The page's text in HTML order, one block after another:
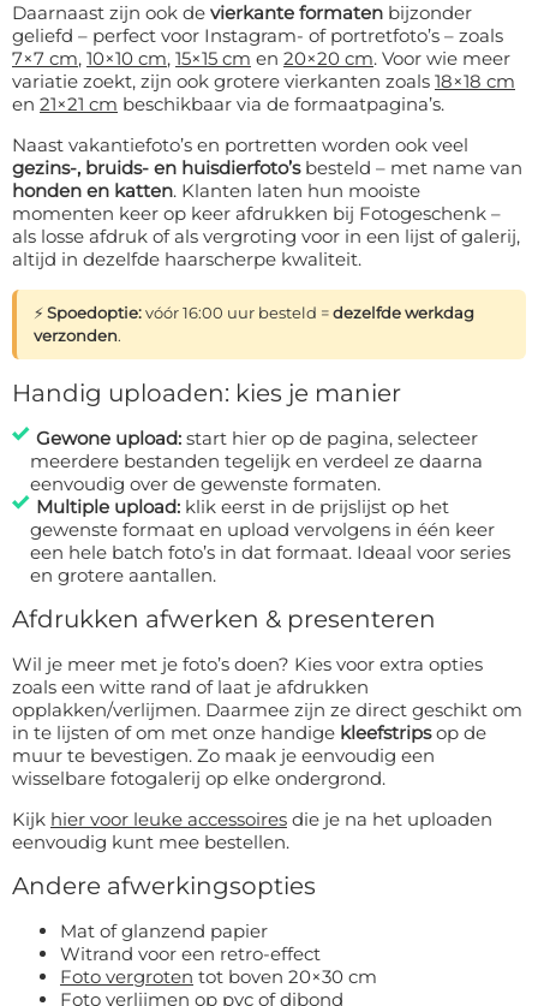
Daarnaast zijn ook de vierkante formaten bijzonder
geliefd – perfect voor Instagram- of portretfoto’s – zoals
7×7 cm, 10×10 cm, 15×15 cm en 20×20 cm. Voor wie meer
variatie zoekt, zijn ook grotere vierkanten zoals 18×18 cm
en 21×21 cm beschikbaar via de formaat­pagina’s.
Naast vakantiefoto’s en portretten worden ook veel
gezins-, bruids- en huisdierfoto’sbesteld – met name van
honden en katten. Klanten laten hun mooiste
momenten keer op keer afdrukken bij Fotogeschenk –
als losse afdruk of als vergroting voor in een lijst of galerij,
altijd in dezelfde haarscherpe kwaliteit.
⚡Spoedoptie:vóór 16:00 uur besteld =dezelfde werkdag
verzonden.
Handig uploaden: kies je manier
Gewone upload: start hier op de pagina, selecteer
meerdere bestanden tegelijk en verdeel ze daarna
eenvoudig over de gewenste formaten.
Multiple upload: klik eerst in de prijslijst op het
gewenste formaat en upload vervolgens in één keer
een hele batch foto’s in dat formaat. Ideaal voor series
en grotere aantallen.
Afdrukken afwerken & presenteren
Wil je meer met je foto’s doen? Kies voor extra opties
zoals een witte rand of laat je afdrukken
opplakken/verlijmen. Daarmee zijn ze direct geschikt om
in te lijsten of om met onze handige kleefstripsop de
muur te bevestigen. Zo maak je eenvoudig een
wisselbare fotogalerij op elke ondergrond.
Kijk hier voor leuke accessoires die je na het uploaden
eenvoudig kunt mee bestellen.
Andere afwerkingsopties
Mat of glanzend papier
Witrand voor een retro-effect
Foto vergroten tot boven 20×30 cm
Foto verlijmen op pvc of dibond